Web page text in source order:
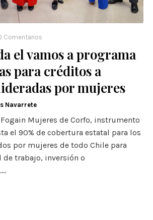
Comentarios
el vamos a programa
para créditos a
por mujeres
Navarrete
Mujeres de Corfo, instrumento
el 90% de cobertura estatal para los
por mujeres de todo Chile para
de trabajo, inversión o